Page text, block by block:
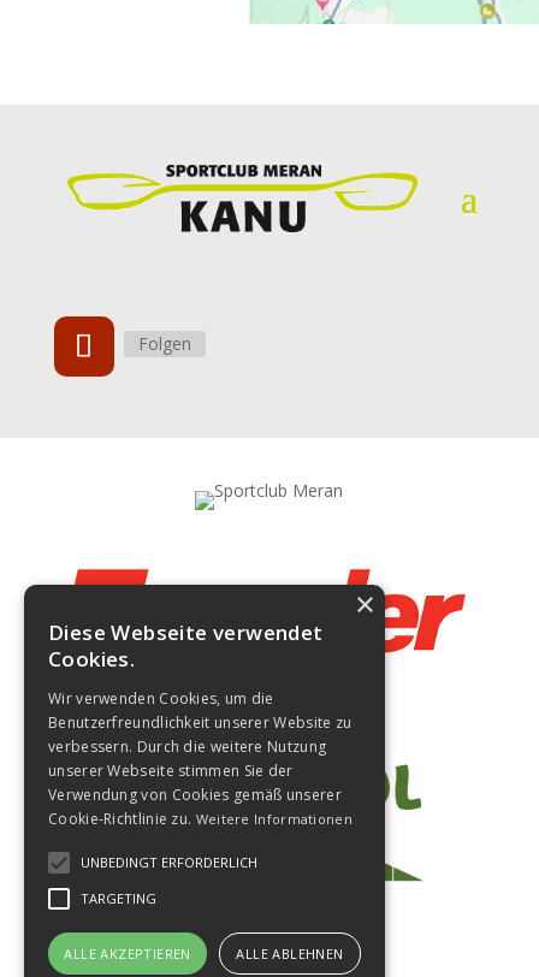
Folgen
×
Diese Webseite verwendet
Cookies.
Wir verwenden Cookies, um die
Benutzerfreundlichkeit unserer Website zu
verbessern. Durch die weitere Nutzung
unserer Webseite stimmen Sie der
Verwendung von Cookies gemäß unserer
Cookie-Richtlinie zu. Weitere Informationen
UNBEDINGT ERFORDERLICH
TARGETING
ALLE AKZEPTIEREN ALLE ABLEHNEN